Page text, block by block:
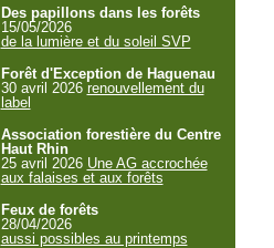
Des papillons dans les forêts
15/05/2026
de la lumière et du soleil SVP
Forêt d'Exception de Haguenau
30 avril 2026 renouvellement du
label
Association forestière du Centre
Haut Rhin
25 avril 2026 Une AG accrochée
aux falaises et aux forêts
Feux de forêts
28/04/2026
aussi possibles au printemps